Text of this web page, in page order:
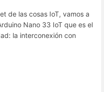
de las cosas IoT, vamos a
Nano 33 IoT que es el
la interconexión con